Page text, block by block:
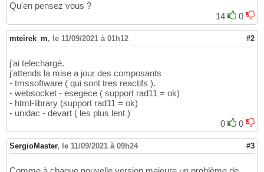
Qu'en pensez vous ?
14
0
mteirek_m, le 11/09/2021 à 01h12 #2
j'ai telechargé.
j'attends la mise a jour des composants
- tmssoftware ( qui sont tres reactifs ).
- websocket - esegece ( support rad11 = ok)
- html-library (support rad11 = ok)
- unidac - devart ( les plus lent )
0
0
SergioMaster, le 11/09/2021 à 09h24 #3